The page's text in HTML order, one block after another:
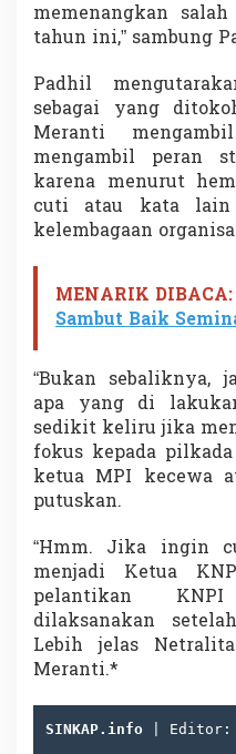
memenangkan
tahun ini,” sambung
Padhil
sebagai yang
Meranti
mengambil peran
karena menurut
cuti atau kata lain
kelembagaan
MENARIK DIBACA:
Sambut Baik
“Bukan sebaliknya,
apa yang di
sedikit keliru jika
fokus kepada
ketua MPI kecewa
putuskan.
“Hmm. Jika ingin
menjadi Ketua
pelantikan
dilaksanakan
Lebih jelas
Meranti.*
SINKAP.info | Editor: